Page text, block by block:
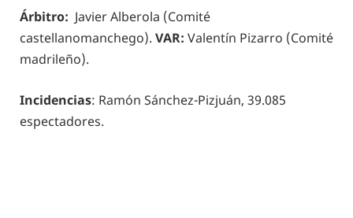
Árbitro: Javier Alberola (Comité
castellanomanchego). VAR: Valentín Pizarro (Comité
madrileño).
Incidencias: Ramón Sánchez-Pizjuán, 39.085
espectadores.